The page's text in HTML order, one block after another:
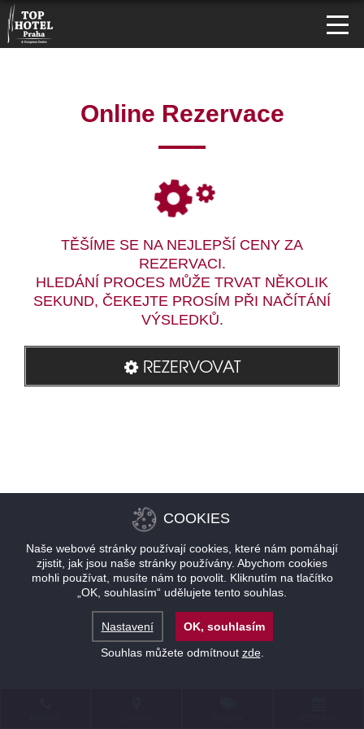
Online Rezervace
TĚŠÍME SE NA NEJLEPŠÍ CENY ZA
REZERVACI.
HLEDÁNÍ PROCES MŮŽE TRVAT NĚKOLIK
SEKUND, ČEKEJTE PROSÍM PŘI NAČÍTÁNÍ
VÝSLEDKŮ.
REZERVOVAT
COOKIES
Naše webové stránky používají cookies, které nám pomáhají
zjistit, jak jsou naše stránky používány. Abychom cookies
mohli používat, musíte nám to povolit. Kliknutím na tlačítko
„OK, souhlasím“ udělujete tento souhlas.
Nastavení
OK, souhlasím
Souhlas můžete odmítnout zde.